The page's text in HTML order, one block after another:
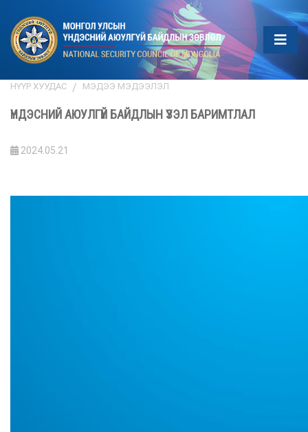
НҮҮР ХУУДАС МЭДЭЭ МЭДЭЭЛЭЛ
ҮНДЭСНИЙ АЮУЛГҮЙ БАЙДЛЫН ҮЗЭЛ БАРИМТЛАЛ
2024.05.21